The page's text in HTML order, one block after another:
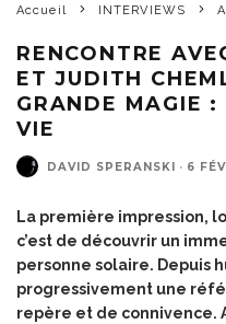
Accueil INTERVIEWS
RENCONTRE
ET JUDITH
GRANDE MAGIE :
VIE
DAVID SPERANSKI · 6
La première impression,
c’est de découvrir un
personne solaire. Depuis
progressivement une
repère et de connivence.